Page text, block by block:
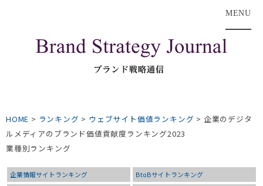
MENU
HOME > ランキング > ウェブサイト価値ランキング > 企業のデジタ
ルメディアのブランド価値貢献度ランキング2023
業種別ランキング
企業情報サイトランキング
BtoBサイトランキング